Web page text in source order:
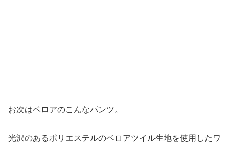
お次はベロアのこんなパンツ。
光沢のあるポリエステルのベロアツイル生地を使用したワ